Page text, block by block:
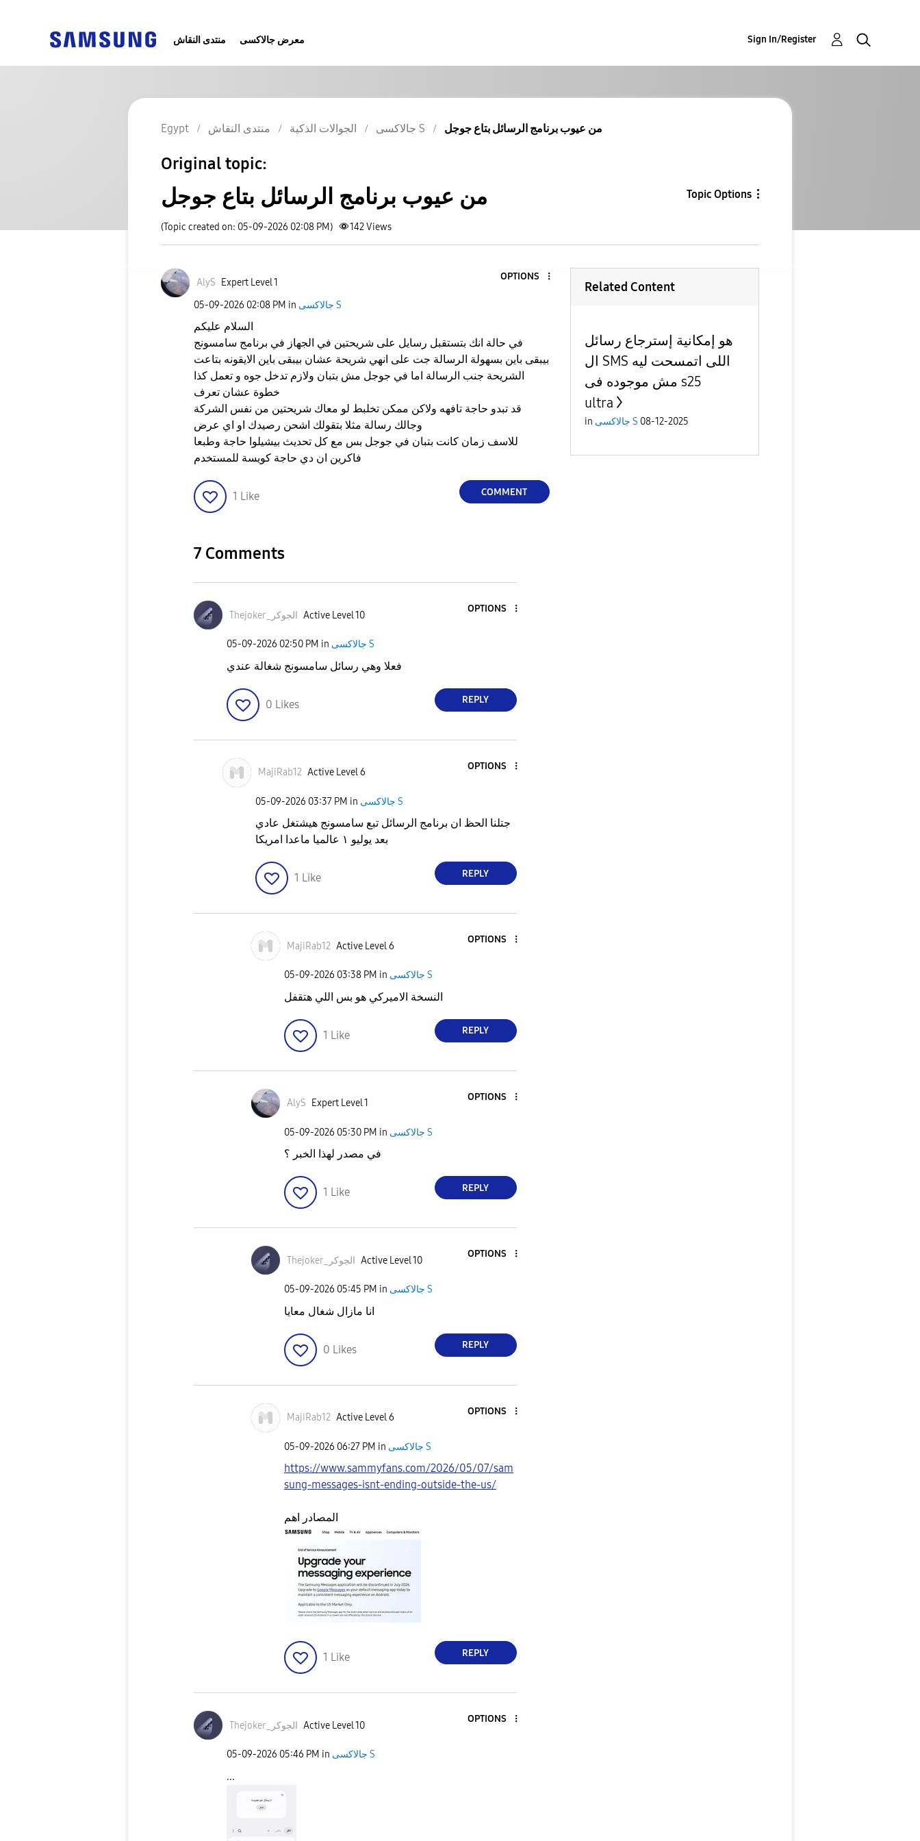
منتدى النقاش معرض جالاكسى Sign In/Register
Egypt منتدى النقاش الجوالات الذكية جالاكسى S من عيوب برنامج الرسائل بتاع جوجل
Original topic:
من عيوب برنامج الرسائل بتاع جوجل Topic Options
(Topic created on: 05-09-2026 02:08 PM) 142Views
AlyS Expert Level 1
OPTIONS
‎05-09-2026 02:08 PM in جالاكسى S
في حالة انك بتستقبل رسايل على شريحتين في الجهاز في برنامج سامسونج
بيبقى باين بسهولة الرسالة جت على انهي شريحة عشان بيبقى باين الايقونه بتاعت
الشريحة جنب الرسالة اما في جوجل مش بتبان ولازم تدخل جوه و تعمل كذا
خطوة عشان تعرف
قد تبدو حاجة تافهه ولاكن ممكن تخلبط لو معاك شريحتين من نفس الشركة
للاسف زمان كانت بتبان في جوجل بس مع كل تحديث بيشيلوا حاجة وطبعا
فاكرين ان دي حاجة كويسة للمستخدم
1 Like COMMENT
7 Comments
Thejoker_الجوكر Active Level 10
OPTIONS
‎05-09-2026 02:50 PM in جالاكسى S
فعلا وهي رسائل سامسونج شغالة عندي
0 Likes REPLY
MajiRab12 Active Level 6
OPTIONS
‎05-09-2026 03:37 PM in جالاكسى S
جتلنا الحظ ان برنامج الرسائل تبع سامسونج هيشتغل عادي
بعد يوليو ١ عالميا ماعدا امريكا
1 Like REPLY
MajiRab12 Active Level 6
OPTIONS
‎05-09-2026 03:38 PM in جالاكسى S
النسخة الاميركي هو بس اللي هتقفل
1 Like REPLY
AlyS Expert Level 1
OPTIONS
‎05-09-2026 05:30 PM in جالاكسى S
في مصدر لهذا الخبر ؟
1 Like REPLY
Thejoker_الجوكر Active Level 10
OPTIONS
‎05-09-2026 05:45 PM in جالاكسى S
انا مازال شغال معايا
0 Likes REPLY
MajiRab12 Active Level 6
OPTIONS
‎05-09-2026 06:27 PM in جالاكسى S
https://www.sammyfans.com/2026/05/07/sam
sung-messages-isnt-ending-outside-the-us/
المصادر اهم
1 Like REPLY
Thejoker_الجوكر Active Level 10
OPTIONS
‎05-09-2026 05:46 PM in جالاكسى S
...
Related Content
هو إمكانية إسترجاع رسائل
ال SMS اللى اتمسحت ليه
مش موجوده فى s25
ultra
in جالاكسى S 08-12-2025